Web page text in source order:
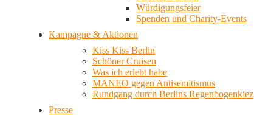
Würdigungsfeier
Spenden und Charity-Events
Kampagne & Aktionen
Kiss Kiss Berlin
Schöner Cruisen
Was ich erlebt habe
MANEO gegen Antisemitismus
Rundgang durch Berlins Regenbogenkiez
Presse